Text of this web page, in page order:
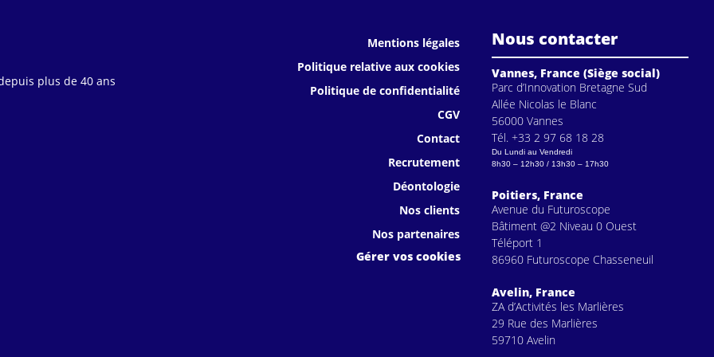
plus de 40 ans
Mentions légales
Politique relative aux cookies
Politique de confidentialité
CGV
Contact
Recrutement
Déontologie
Nos clients
Nos partenaires
Gérer vos cookies
Nous contacter
Vannes, France (Siège social)
Parc d’Innovation Bretagne Sud
Allée Nicolas le Blanc
56000 Vannes
Tél. +33 2 97 68 18 28
Du Lundi au Vendredi
8h30 – 12h30 / 13h30 – 17h30
Poitiers, France
Avenue du Futuroscope
Bâtiment @2 Niveau 0 Ouest
Téléport 1
86960 Futuroscope Chasseneuil
Avelin, France
ZA d’Activités les Marlières
29 Rue des Marlières
59710 Avelin